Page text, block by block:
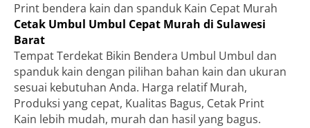
Print bendera kain dan spanduk Kain Cepat Murah
Cetak Umbul Umbul Cepat Murah di Sulawesi
Barat
Tempat Terdekat Bikin Bendera Umbul Umbul dan
spanduk kain dengan pilihan bahan kain dan ukuran
sesuai kebutuhan Anda. Harga relatif Murah,
Produksi yang cepat, Kualitas Bagus, Cetak Print
Kain lebih mudah, murah dan hasil yang bagus.